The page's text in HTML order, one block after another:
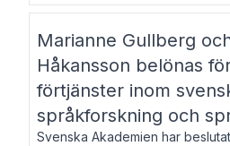
Marianne Gullberg
Håkansson belönas
förtjänster inom
språkforskning och
Svenska Akademien har